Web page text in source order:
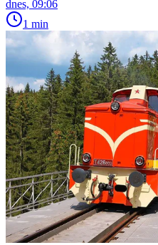
dnes, 09:06
1 min